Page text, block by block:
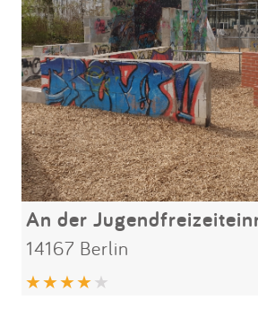
14167 Berlin